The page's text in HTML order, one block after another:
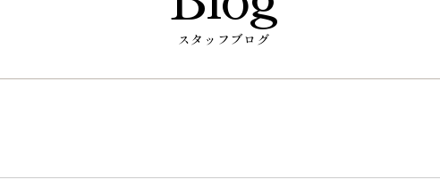
スタッフブログ